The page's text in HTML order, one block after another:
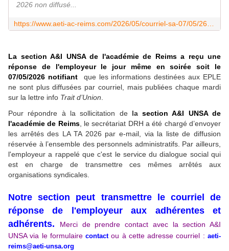
2026 non diffusé...
La section A&I UNSA de l'académie de Reimsa reçu une
réponse de l'employeurle jour même en soirée soit le
07/05/2026 notifiant
que les informations destinées aux EPLE
ne sont plus diffusées par courriel, mais publiées chaque mardi
sur la lettre info Trait d’Union
Pour répondre à la sollicitation de la section A&I UNSA de
l'académie de Reims, le secrétariat DRH a été chargé d’envoyer
les arrêtés des LA TA 2026 par e-mail, via la liste de diffusion
réservée à l’ensemble des personnels administratifs. Par ailleurs,
l'employeur a rappelé que c'est le service du dialogue social qui
est en charge de transmettre ces mêmes arrêtés aux
organisations syndicales.
Notre section peut transmettre le courriel de
réponse de l'employeur aux adhérentes et
adhérents.
Merci de prendre contact avec la section A&I
UNSA via le formulairecontactou à cette adresse courriel :aeti-
reims@aeti-unsa.org